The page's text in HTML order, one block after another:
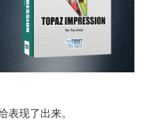
表现了出来。